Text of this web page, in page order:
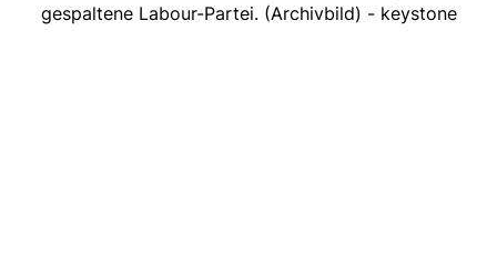
gespaltene Labour-Partei. (Archivbild) - keystone